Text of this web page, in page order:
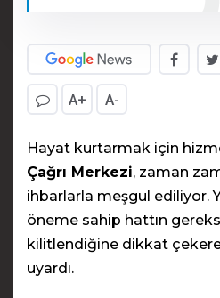
A+ A-
Hayat kurtarmak için
Çağrı Merkezi, zaman
ihbarlarla meşgul ediliyor.
öneme sahip hattın
kilitlendiğine dikkat
uyardı.